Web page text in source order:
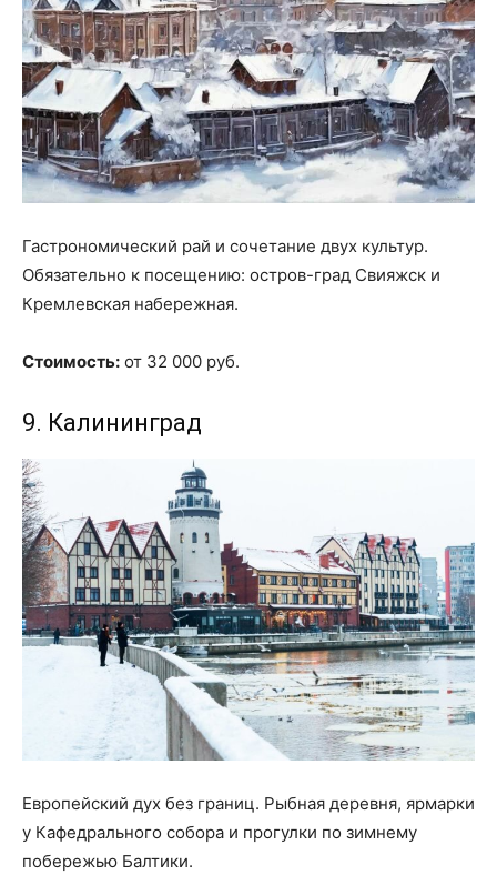
Гастрономический рай и сочетание двух культур.
Обязательно к посещению: остров-град Свияжск и
Кремлевская набережная.
Стоимость: от 32 000 руб.
9. Калининград
Европейский дух без границ. Рыбная деревня, ярмарки
у Кафедрального собора и прогулки по зимнему
побережью Балтики.